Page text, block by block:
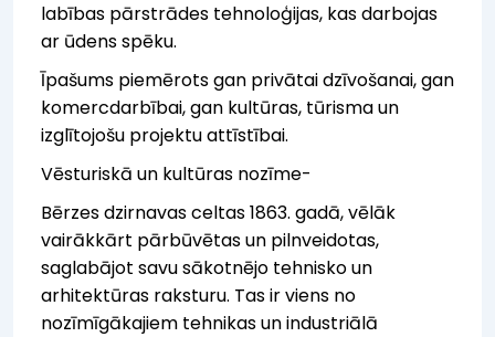
labības pārstrādes tehnoloģijas, kas darbojas
ar ūdens spēku.
Īpašums piemērots gan privātai dzīvošanai, gan
komercdarbībai, gan kultūras, tūrisma un
izglītojošu projektu attīstībai.
Vēsturiskā un kultūras nozīme-
Bērzes dzirnavas celtas 1863. gadā, vēlāk
vairākkārt pārbūvētas un pilnveidotas,
saglabājot savu sākotnējo tehnisko un
arhitektūras raksturu. Tas ir viens no
nozīmīgākajiem tehnikas un industriālā